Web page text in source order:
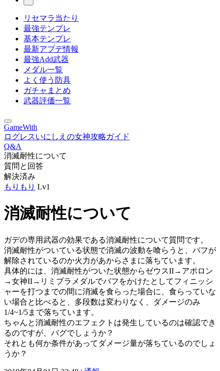
リセマラ当たり
最強テンプレ
基本テンプレ
最新アプデ情報
最強Add武器
メダル一覧
よく使う防具
ガチャまとめ
武器評価一覧
GameWith
ログレスいにしえの女神攻略ガイド
Q&A
消滅耐性について
質問と回答
解決済み
もりもり Lv1
消滅耐性について
ガデの専用武器の効果である消滅耐性について質問です。
消滅耐性がついている状態で消滅の波動を喰らうと、バフが
解除されているのか火力があからさまに落ちています。
具体的には、消滅耐性がついた状態からゼウスII→アポロン
→女神II→リミプラメダルでバフをかけたとしてフィニッシ
ャーを打つまでの間に消滅を食らった場合に、食らっていな
い場合と比べると、多段数は変わりなく、ダメージのみ
1/4~1/5まで落ちています。
ちゃんと消滅耐性のエフェクトは発生しているのは確認でき
るのですが、バグでしょうか？
それとも何か条件があってダメージ量が落ちているのでしょ
うか？